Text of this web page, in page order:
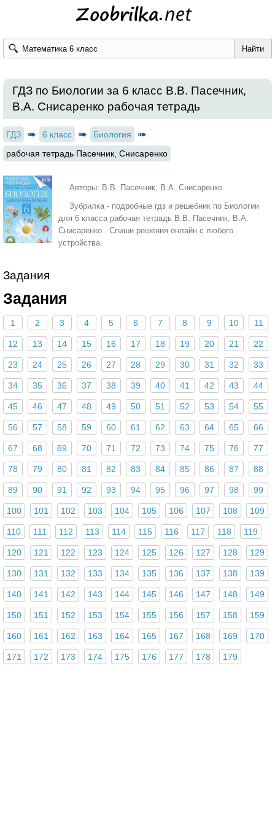
ГДЗ по Биологии за 6 класс В.В. Пасечник,
В.А. Снисаренко рабочая тетрадь
ГДЗ 6 класс
Биология
рабочая тетрадь Пасечник, Снисаренко
Авторы: В.В. Пасечник, В.А. Снисаренко
Зубрилка - подробные гдз и решебник по Биологии
для 6 класса рабочая тетрадь В.В. Пасечник, В.А.
Снисаренко . Спиши решения онлайн с любого
устройства.
Задания
Задания
1 2 3 4 5 6 7 8 9 10 11
12 13 14 15 16 17 18 19 20 21 22
23 24 25 26 27 28 29 30 31 32 33
34 35 36 37 38 39 40 41 42 43 44
45 46 47 48 49 50 51 52 53 54 55
56 57 58 59 60 61 62 63 64 65 66
67 68 69 70 71 72 73 74 75 76 77
78 79 80 81 82 83 84 85 86 87 88
89 90 91 92 93 94 95 96 97 98 99
100 101 102 103 104 105 106 107 108 109
110 111 112 113 114 115 116 117 118 119
120 121 122 123 124 125 126 127 128 129
130 131 132 133 134 135 136 137 138 139
140 141 142 143 144 145 146 147 148 149
150 151 152 153 154 155 156 157 158 159
160 161 162 163 164 165 167 168 169 170
171 172 173 174 175 176 177 178 179